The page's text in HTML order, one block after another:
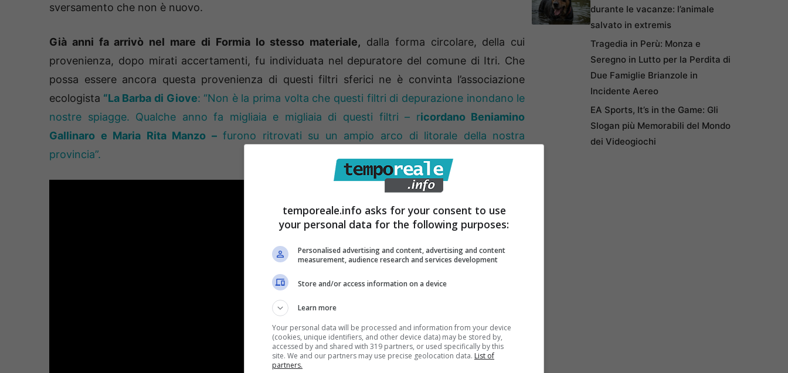
sversamento che non è nuovo.
Già anni fa arrivò nel mare di Formia lo stesso materiale, dalla forma circolare, della cui
provenienza, dopo mirati accertamenti, fu individuata nel depuratore del comune di Itri. Che
possa essere ancora questa provenienza di questi filtri sferici ne è convinta l’associazione
ecologista “La Barba di Giove: “Non è la prima volta che questi filtri di depurazione inondano le
nostre spiagge. Qualche anno fa migliaia e migliaia di questi filtri – ricordano Beniamino
Gallinaro e Maria Rita Manzo –furono ritrovati su un ampio arco di litorale della nostra
provincia”.
durante le vacanze: l’animale
salvato in extremis
Tragedia in Perù: Monza e
Seregno in Lutto per la Perdita di
Due Famiglie Brianzole in
Incidente Aereo
EA Sports, It’s in the Game: Gli
Slogan più Memorabili del Mondo
dei Videogiochi
temporeale.info asks for your consent to use
your personal data for the following purposes:
Personalised advertising and content, advertising and content
measurement, audience research and services development
Store and/or access information on a device
Learn more
Your personal data will be processed and information from your device
(cookies, unique identifiers, and other device data) may be stored by,
accessed by and shared with 319 partners, or used specifically by this
site. We and our partners may use precise geolocation data. List of
partners.